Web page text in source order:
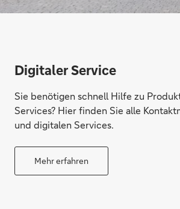
Digitaler Service
Sie benötigen schnell Hilfe zu
Services? Hier finden Sie alle
und digitalen Services.
Mehr erfahren